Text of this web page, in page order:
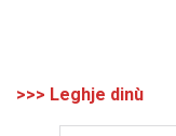
>>> Leghje dinù